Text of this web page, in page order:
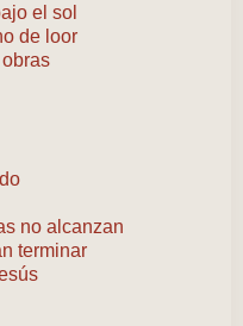
el sol
de loor
no alcanzan
terminar